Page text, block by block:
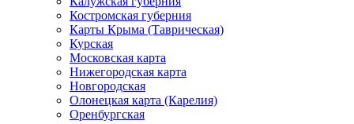
Костромская губерния
Карты Крыма (Таврическая)
Курская
Московская карта
Нижегородская карта
Новгородская
Олонецкая карта (Карелия)
Оренбургская